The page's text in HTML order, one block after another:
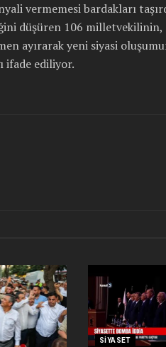
vermemesi bardakları
düşüren 106 milletvekilinin,
ayırarak yeni siyasi
ifade ediliyor.
SIYASET